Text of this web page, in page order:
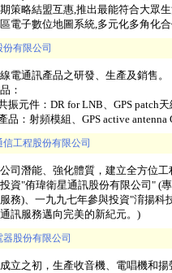
策略結盟互惠,推出最能符合大眾
電子數位地圖系統,多元化多角化
有限公司
電通訊產品之研發、生產及銷售。
：
振元件：DR for LNB、GPS patch天
品：射頻模組、GPS active
工程股份有限公司
司潛能、強化體質，建立全方位
資"侑瑋衛星通訊股份有限公司" (
務)、一九九七年參與投資"淯揚
訊服務邁向完美的新紀元。)
股份有限公司
立之初，生產收音機、電唱機和